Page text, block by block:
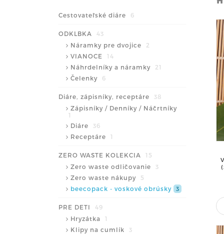
Cestovateľské diáre 6
ODKLBKA
43
Náramky pre dvojice
2
VIANOCE
14
Náhrdelníky a náramky
21
Čelenky
6
Diáre, zápisníky, receptáre
38
Zápisníky / Denníky / Náčrtníky
1
Diáre
36
Receptáre
1
ZERO WASTE KOLEKCIA
15
Zero waste odličovanie
3
Zero waste nákupy
5
beecopack - voskové obrúsky
3
PRE DETI
49
Hryzátka
1
Klipy na cumlík
3